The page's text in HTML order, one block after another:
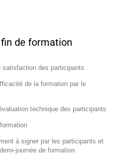
de formation
satisfaction des participants
de la formation par le
technique des participants
à signer par les participants et
journée de formation